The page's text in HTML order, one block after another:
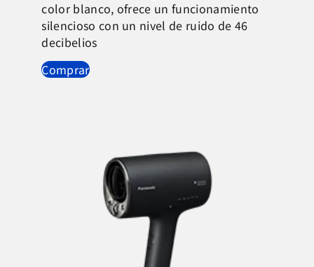
color blanco, ofrece un funcionamiento
silencioso con un nivel de ruido de 46
decibelios
Comprar